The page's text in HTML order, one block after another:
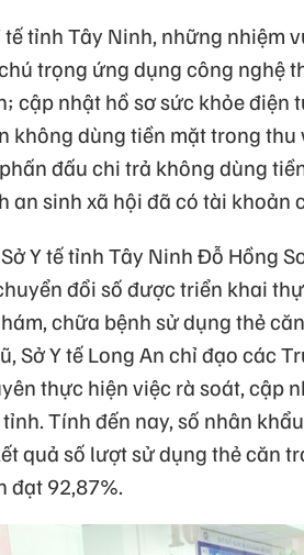
tế tỉnh Tây Ninh, những nhiệm
trọng ứng dụng công nghệ
cập nhật hồ sơ sức khỏe điện
không dùng tiền mặt trong
đấu chi trả không dùng
an sinh xã hội đã có tài khoản
Y tế tỉnh Tây Ninh Đỗ Hồng
đổi số được triển khai
chữa bệnh sử dụng thẻ
Sở Y tế Long An chỉ đạo các
thực hiện việc rà soát, cập
Tính đến nay, số nhân
quả số lượt sử dụng thẻ căn
đạt 92,87%.